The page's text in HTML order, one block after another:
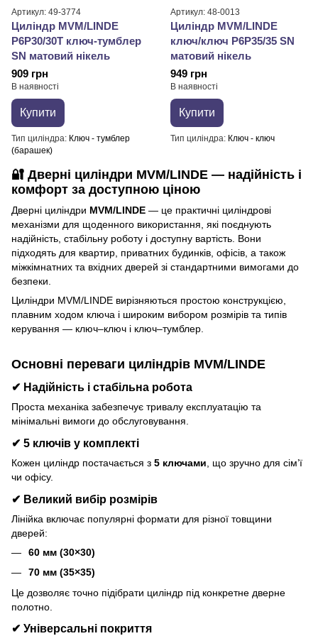
Артикул: 49-3774
Циліндр MVM/LINDE
P6P30/30Т ключ-тумблер
SN матовий нікель
909 грн
В наявності
Купити
Тип циліндра Ключ - тумблер
(барашек)
Артикул: 48-0013
Циліндр MVM/LINDE
ключ/ключ P6P35/35 SN
матовий нікель
949 грн
В наявності
Купити
Тип циліндра Ключ - ключ
🔐 Дверні циліндри MVM/LINDE — надійність і
комфорт за доступною ціною
Дверні циліндри MVM/LINDE — це практичні циліндрові
механізми для щоденного використання, які поєднують
надійність, стабільну роботу і доступну вартість. Вони
підходять для квартир, приватних будинків, офісів, а також
міжкімнатних та вхідних дверей зі стандартними вимогами до
безпеки.
Циліндри MVM/LINDE вирізняються простою конструкцією,
плавним ходом ключа і широким вибором розмірів та типів
керування — ключ–ключ і ключ–тумблер.
Основні переваги циліндрів MVM/LINDE
✔ Надійність і стабільна робота
Проста механіка забезпечує тривалу експлуатацію та
мінімальні вимоги до обслуговування.
✔ 5 ключів у комплекті
Кожен циліндр постачається з 5 ключами , що зручно для сім’ї
чи офісу.
✔ Великий вибір розмірів
Лінійка включає популярні формати для різної товщини
дверей:
60 мм (30×30)
70 мм (35×35)
Це дозволяє точно підібрати циліндр під конкретне дверне
полотно.
✔ Універсальні покриття